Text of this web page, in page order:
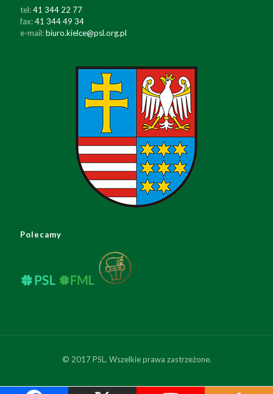
tel:41 344 22 77
fax:41 344 49 34
e-mail:biuro.kielce@psl.org.pl
Polecamy
© 2017 PSL. Wszelkie prawa zastrzeżone.